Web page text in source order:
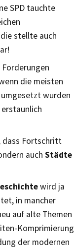
SPD tauchte
stellte auch
die meisten
wurden
dass Fortschritt
auch Städte
wird ja
in mancher
auf alte Themen
Komprimierung
der modernen